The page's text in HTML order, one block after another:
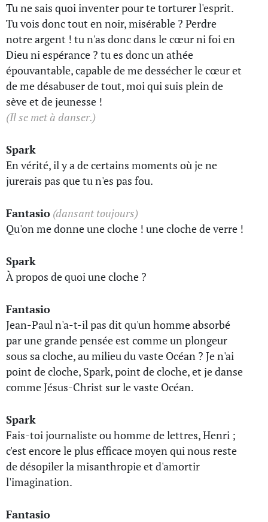
Tu ne sais quoi inventer pour te torturer l'esprit.
Tu vois donc tout en noir, misérable ? Perdre
notre argent ! tu n'as donc dans le cœur ni foi en
Dieu ni espérance ? tu es donc un athée
épouvantable, capable de me dessécher le cœur et
de me désabuser de tout, moi qui suis plein de
sève et de jeunesse !
(Il se met à danser.)
Spark
En vérité, il y a de certains moments où je ne
jurerais pas que tu n'es pas fou.
Fantasio (dansant toujours)
Qu'on me donne une cloche ! une cloche de verre !
Spark
À propos de quoi une cloche ?
Fantasio
Jean-Paul n'a-t-il pas dit qu'un homme absorbé
par une grande pensée est comme un plongeur
sous sa cloche, au milieu du vaste Océan ? Je n'ai
point de cloche, Spark, point de cloche, et je danse
comme Jésus-Christ sur le vaste Océan.
Spark
Fais-toi journaliste ou homme de lettres, Henri ;
c'est encore le plus efficace moyen qui nous reste
de désopiler la misanthropie et d'amortir
l'imagination.
Fantasio